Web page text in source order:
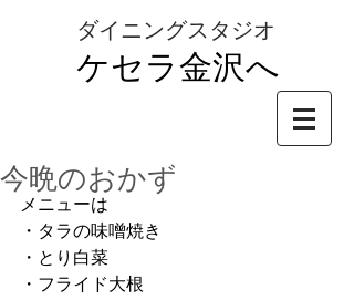
ダイニングスタジオ
ケセラ金沢へ
今晩のおかず
メニューは
・タラの味噌焼き
・とり白菜
・フライド大根